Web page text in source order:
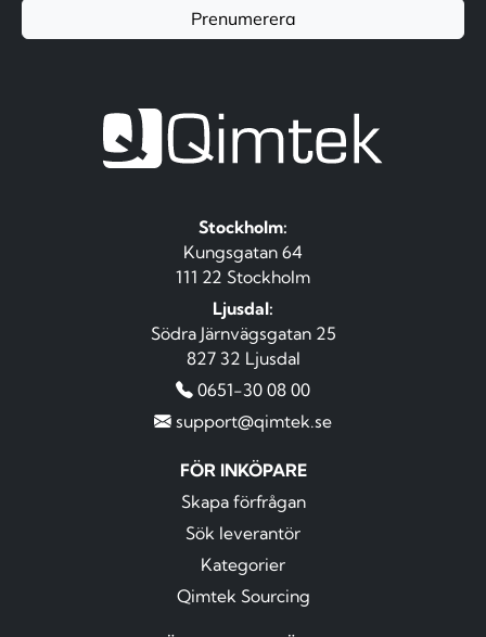
Prenumerera
Stockholm:
Kungsgatan 64
111 22 Stockholm
Ljusdal:
Södra Järnvägsgatan 25
827 32 Ljusdal
0651-30 08 00
support@qimtek.se
FÖR INKÖPARE
Skapa förfrågan
Sök leverantör
Kategorier
Qimtek Sourcing